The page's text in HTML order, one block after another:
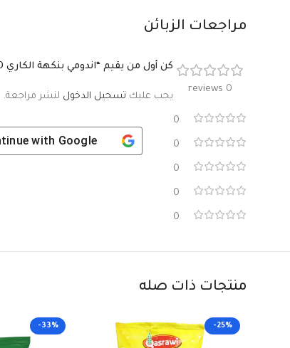
مراجعات الزبائن
0 reviews
0
0
0
0
0
كن أول من يقيم “اندومي بنكهة الكاري 60 غم”
يجب عليك تسجيل الدخول لنشر مراجعة.
with Google
منتجات ذات صله
-25%
-33%